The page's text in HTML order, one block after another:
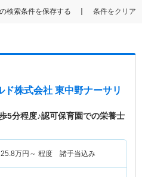
検索条件を保存する 条件をクリア
ド株式会社 東中野ナーサリ
5分程度♪認可保育園での栄養士
25.8万円～ 程度 諸手当込み